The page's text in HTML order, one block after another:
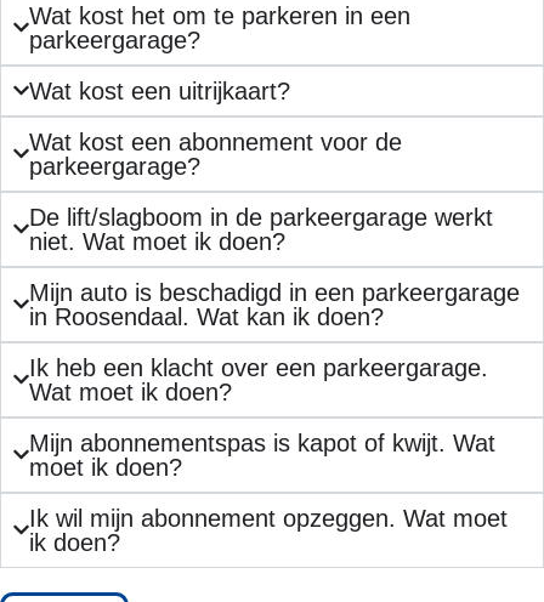
Wat kost het om te parkeren in een
parkeergarage?
Wat kost een uitrijkaart?
Wat kost een abonnement voor de
parkeergarage?
De lift/slagboom in de parkeergarage werkt
niet. Wat moet ik doen?
Mijn auto is beschadigd in een parkeergarage
in Roosendaal. Wat kan ik doen?
Ik heb een klacht over een parkeergarage.
Wat moet ik doen?
Mijn abonnementspas is kapot of kwijt. Wat
moet ik doen?
Ik wil mijn abonnement opzeggen. Wat moet
ik doen?